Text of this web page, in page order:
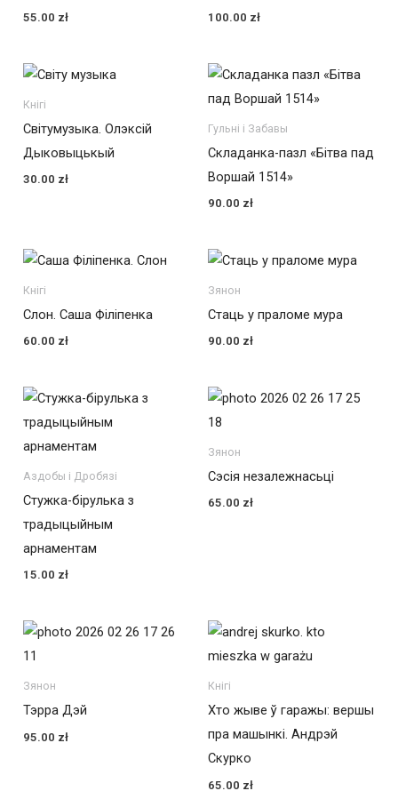
55.00 zł 100.00 zł
Кнігі
Світумузыка. Олэксій
Дыковыцькый
30.00 zł
Гульні і Забавы
Складанка-пазл «Бітва пад
Воршай 1514»
90.00 zł
Кнігі
Слон. Саша Філіпенка
60.00 zł
Зянон
Стаць у праломе мура
90.00 zł
Аздобы і Дробязі
Стужка-бірулька з
традыцыйным
арнаментам
15.00 zł
Зянон
Сэсія незалежнасьці
65.00 zł
Зянон
Тэрра Дэй
95.00 zł
Кнігі
Хто жыве ў гаражы: вершы
пра машынкі. Андрэй
Скурко
65.00 zł